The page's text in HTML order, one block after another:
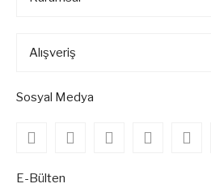
Alışveriş
Sosyal Medya
E-Bülten